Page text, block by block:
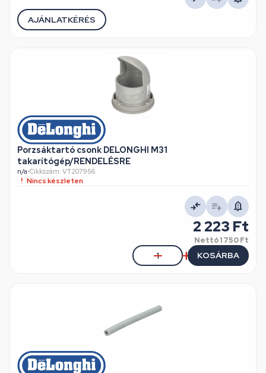
AJÁNLATKÉRÉS
Porzsáktartó csonk DELONGHI M31
takarítógép/RENDELÉSRE
n/a•Cikkszám: VT207956
Nincs készleten
2 223 Ft
Nettó1 750 Ft
KOSÁRBA